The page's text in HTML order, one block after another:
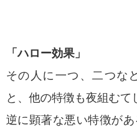
「ハロー効果」
その人に一つ、二つな
と、他の特徴も夜組むて
逆に顕著な悪い特徴が